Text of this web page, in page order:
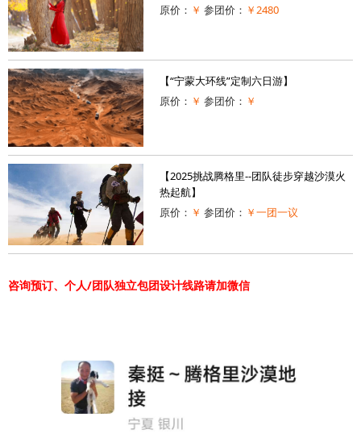
原价： ￥ 参团价： ￥2480
【“宁蒙大环线”定制六日游】
原价： ￥ 参团价： ￥
【2025挑战腾格里--团队徒步穿越沙漠火
热起航】
原价： ￥ 参团价： ￥一团一议
咨询预订、个人/团队独立包团设计线路请加微信